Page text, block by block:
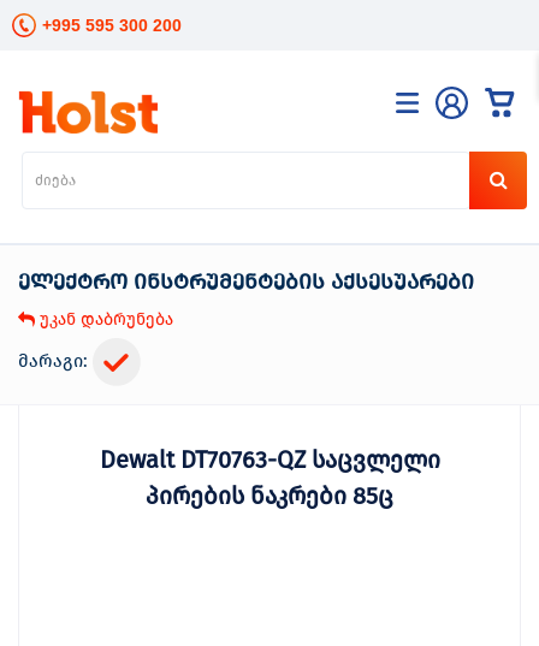
+995 595 300 200
ელექტრო ინსტრუმენტების აქსესუარები
უკან დაბრუნება
მარაგი:
Dewalt DT70763-QZ საცვლელი
პირების ნაკრები 85ც
კატალოგი
განათება
ინსტრუმენტები
ელექტრო
მოვლა
მცენარეთა